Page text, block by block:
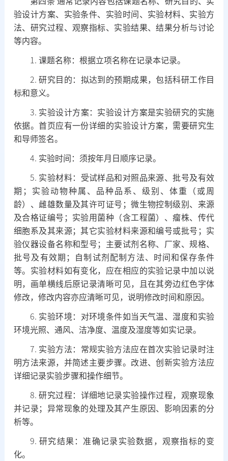
验设计方案、实验条件、实验时间、实验材料、实验方
法、研究过程、观察指标、实验结果、结果分析与讨论
等内容。
1. 课题名称：根据立项名称在记录本记录。
2.研究目的：拟达到的预期成果，包括科研工作目
标和意义。
3. 实验设计方案：实验设计方案是实验研究的实施
依据。首页应有一份详细的实验设计方案，需要研究生
和导师签名。
4. 实验时间：须按年月日顺序记录。
5. 实验材料：受试样品和对照品来源、批号及有效
期；实验动物种属、品种品系、级别、体重（或周
龄）、雌雄数量及其许可证号；微生物控制级别、来源
及合格证编号；实验用菌种（含工程菌）、瘤株、传代
细胞系及其来源；其它实验材料来源和编号或批号；实
验仪器设备名称和型号；主要试剂名称、厂家、规格、
批号及有效期；自制试剂配制方法、时间和保存条件
等。实验材料如有变化，应在相应的实验记录中加以说
明，画单横线后原记录清晰可见，且在其旁边红色字体
修改，修改内容亦应清晰可见，说明修改时间和原因。
6. 实验环境：对环境条件如当天气温、湿度和实验
环境光照、通风、洁净度、温度及湿度等如实记录。
7. 实验方法：常规实验方法应在首次实验记录时注
明方法来源，并简述主要步骤。改进、创新实验方法应
详细记录实验步骤和操作细节。
8.研究过程：详细地记录实验操作过程，观察现象
并记录；异常现象的处理及其产生原因、影响因素的分
析等。
9.研究结果：准确记录实验数据，观察指标的变
化。